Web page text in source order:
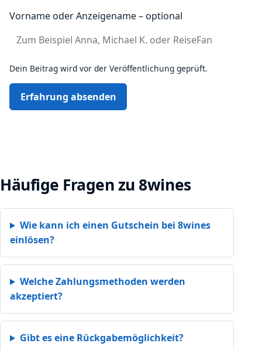
Vorname oder Anzeigename – optional
Dein Beitrag wird vor der Veröffentlichung geprüft.
Erfahrung absenden
Häufige Fragen zu 8wines
Wie kann ich einen Gutschein bei 8wines
einlösen?
Welche Zahlungsmethoden werden
akzeptiert?
Gibt es eine Rückgabemöglichkeit?